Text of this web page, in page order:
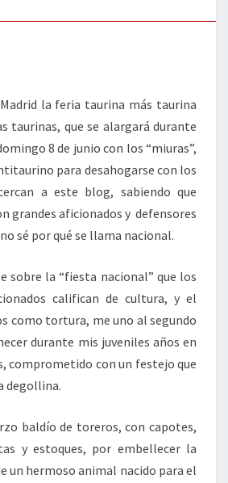
?
la feria taurina más taurina
taurinas, que se alargará durante
8 de junio con los “miuras”,
para desahogarse con los
a este blog, sabiendo que
grandes aficionados y defensores
sé por qué se llama nacional.
sobre la “fiesta nacional” que los
califican de cultura, y el
como tortura, me uno al segundo
durante mis juveniles años en
comprometido con un festejo que
degollina.
baldío de toreros, con capotes,
y estoques, por embellecer la
un hermoso animal nacido para el